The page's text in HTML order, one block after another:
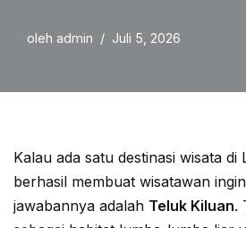
oleh admin Juli 5, 2026
Kalau ada satu destinasi wisata
berhasil membuat wisatawan
jawabannya adalah Teluk Kiluan.